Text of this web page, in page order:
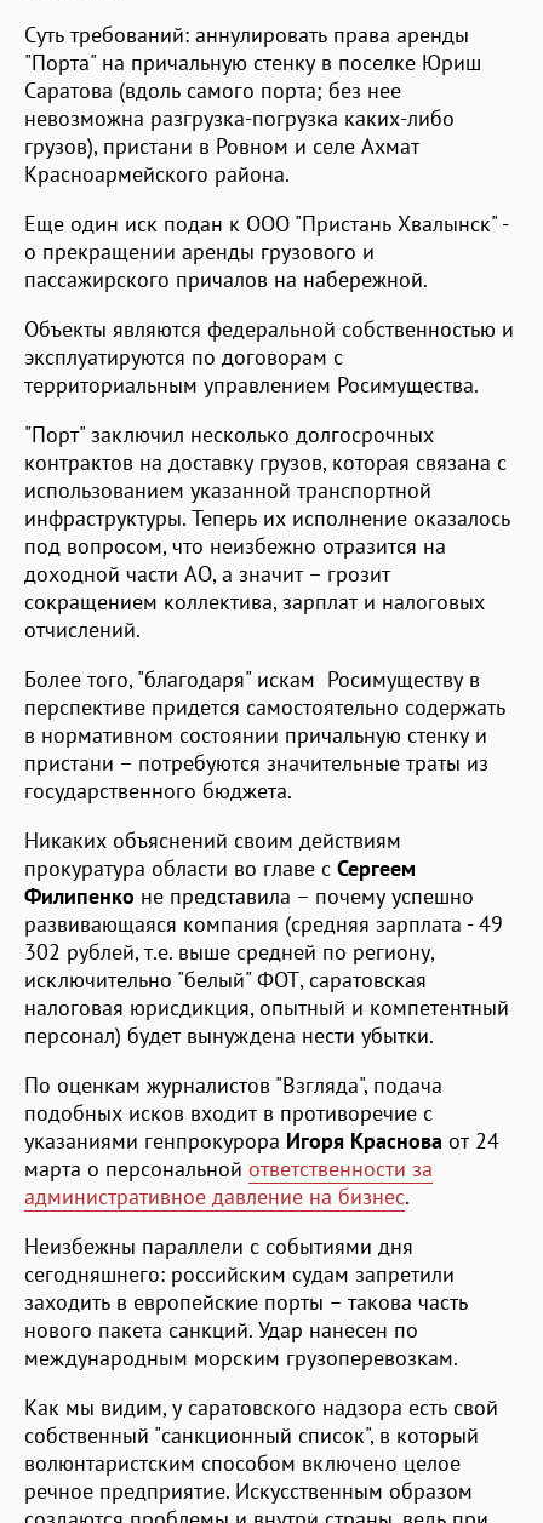
Суть требований: аннулировать права аренды
"Порта" на причальную стенку в поселке Юриш
Саратова (вдоль самого порта; без нее
невозможна разгрузка-погрузка каких-либо
грузов), пристани в Ровном и селе Ахмат
Красноармейского района.
Еще один иск подан к ООО "Пристань Хвалынск" -
о прекращении аренды грузового и
пассажирского причалов на набережной.
Объекты являются федеральной собственностью и
эксплуатируются по договорам с
территориальным управлением Росимущества.
"Порт" заключил несколько долгосрочных
контрактов на доставку грузов, которая связана с
использованием указанной транспортной
инфраструктуры. Теперь их исполнение оказалось
под вопросом, что неизбежно отразится на
доходной части АО, а значит – грозит
сокращением коллектива, зарплат и налоговых
отчислений.
Более того, "благодаря" искам Росимуществу в
перспективе придется самостоятельно содержать
в нормативном состоянии причальную стенку и
пристани – потребуются значительные траты из
государственного бюджета.
Никаких объяснений своим действиям
прокуратура области во главе с Сергеем
Филипенко не представила – почему успешно
развивающаяся компания (средняя зарплата - 49
302 рублей, т.е. выше средней по региону,
исключительно "белый" ФОТ, саратовская
налоговая юрисдикция, опытный и компетентный
персонал) будет вынуждена нести убытки.
По оценкам журналистов "Взгляда", подача
подобных исков входит в противоречие с
указаниями генпрокурора Игоря Краснова от 24
марта о персональной ответственности за
административное давление на бизнес.
Неизбежны параллели с событиями дня
сегодняшнего: российским судам запретили
заходить в европейские порты – такова часть
нового пакета санкций. Удар нанесен по
международным морским грузоперевозкам.
Как мы видим, у саратовского надзора есть свой
собственный "санкционный список", в который
волюнтаристским способом включено целое
речное предприятие. Искусственным образом